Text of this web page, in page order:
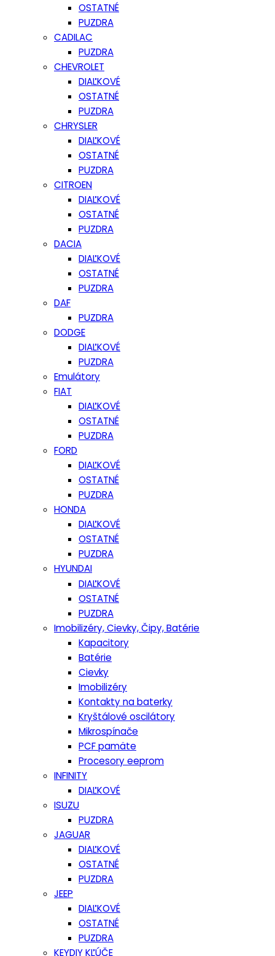
OSTATNÉ
PUZDRA
CADILAC
PUZDRA
CHEVROLET
DIAĽKOVÉ
OSTATNÉ
PUZDRA
CHRYSLER
DIAĽKOVÉ
OSTATNÉ
PUZDRA
CITROEN
DIAĽKOVÉ
OSTATNÉ
PUZDRA
DACIA
DIAĽKOVÉ
OSTATNÉ
PUZDRA
DAF
PUZDRA
DODGE
DIAĽKOVÉ
PUZDRA
Emulátory
FIAT
DIAĽKOVÉ
OSTATNÉ
PUZDRA
FORD
DIAĽKOVÉ
OSTATNÉ
PUZDRA
HONDA
DIAĽKOVÉ
OSTATNÉ
PUZDRA
HYUNDAI
DIAĽKOVÉ
OSTATNÉ
PUZDRA
Imobilizéry, Cievky, Čipy, Batérie
Kapacitory
Batérie
Cievky
Imobilizéry
Kontakty na baterky
Kryštálové oscilátory
Mikrospínače
PCF pamäte
Procesory eeprom
INFINITY
DIAĽKOVÉ
ISUZU
PUZDRA
JAGUAR
DIAĽKOVÉ
OSTATNÉ
PUZDRA
JEEP
DIAĽKOVÉ
OSTATNÉ
PUZDRA
KEYDIY KĽÚČE